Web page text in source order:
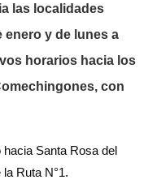
las localidades
enero y de lunes a
horarios hacia los
con
Santa Rosa del
Ruta N°1.